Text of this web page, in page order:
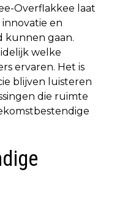
Overflakkee laat
en
kunnen gaan.
welke
ervaren. Het is
blijven luisteren
die ruimte